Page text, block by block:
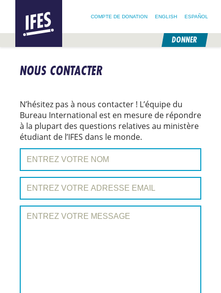
CONTENU
PRINCIPAL
COMPTE DE DONATION ENGLISH ESPAÑOL
INTERNATIONAL
FELLOWSHIP
EVANGELICAL
DONNER
NOUS CONTACTER
N’hésitez pas à nous contacter ! L’équipe du
Bureau International est en mesure de répondre
à la plupart des questions relatives au ministère
étudiant de l’IFES dans le monde.